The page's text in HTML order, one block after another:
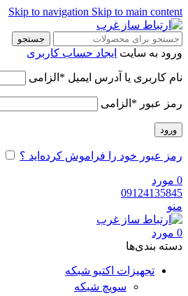
Skip to navigation Skip to main content
جستجو
ورود به سایت ایجاد حساب کاربری
نام کاربری یا آدرس ایمیل * الزامی
رمز عبور * الزامی
ورود
رمز عبور خود را فراموش کرده‌اید ؟
0 مورد
09124135845
منو
0 مورد
دسته‌ بندی‌ها
تجهیزات اکتیو شبکه
سویچ شبکه